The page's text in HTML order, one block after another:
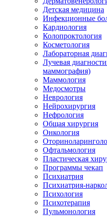
Детская медицина
Инфекционные
Кардиология
Колопроктология
Косметология
Лабораторная
Лучевая
маммография)
Маммология
Медосмотры
Неврология
Нейрохирургия
Нефрология
Общая хирургия
Онкология
Офтальмология
Пластическая
Программы чекап
Психиатрия
Психиатрия-
Психология
Психотерапия
Пульмонология